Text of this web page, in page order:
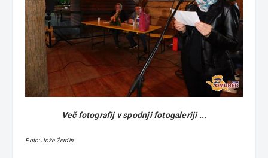
Več fotografij v spodnji fotogaleriji ...
Foto: Jože Žerdin